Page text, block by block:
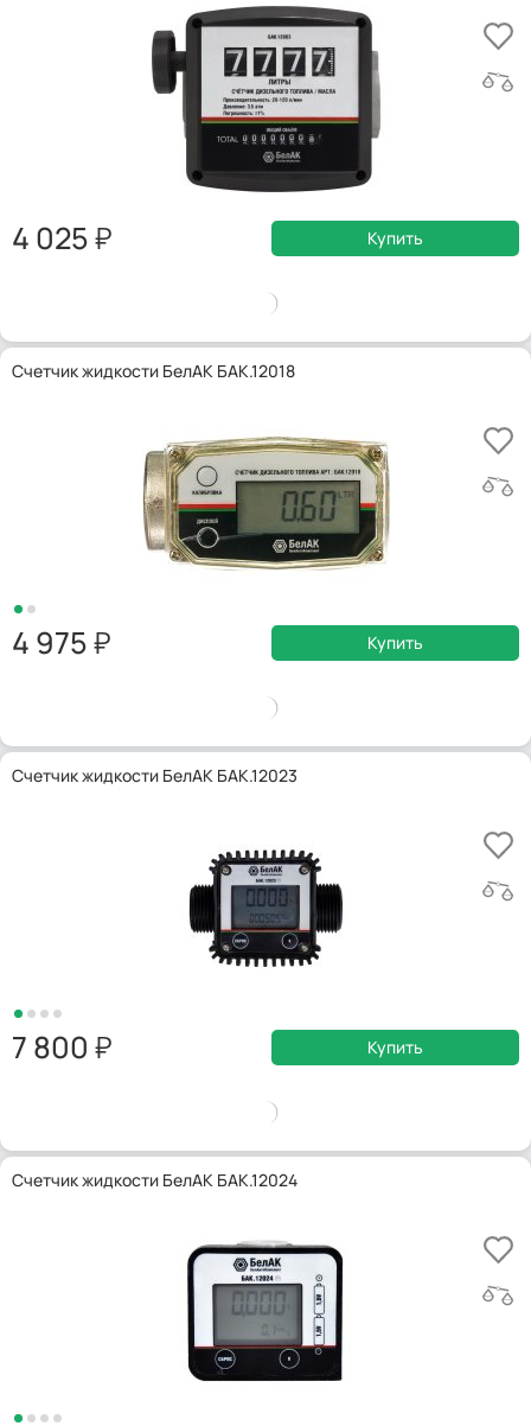
4 025 Купить
Счетчик жидкости БелАК БАК.12018
4 975 Купить
Счетчик жидкости БелАК БАК.12023
7 800 Купить
Счетчик жидкости БелАК БАК.12024